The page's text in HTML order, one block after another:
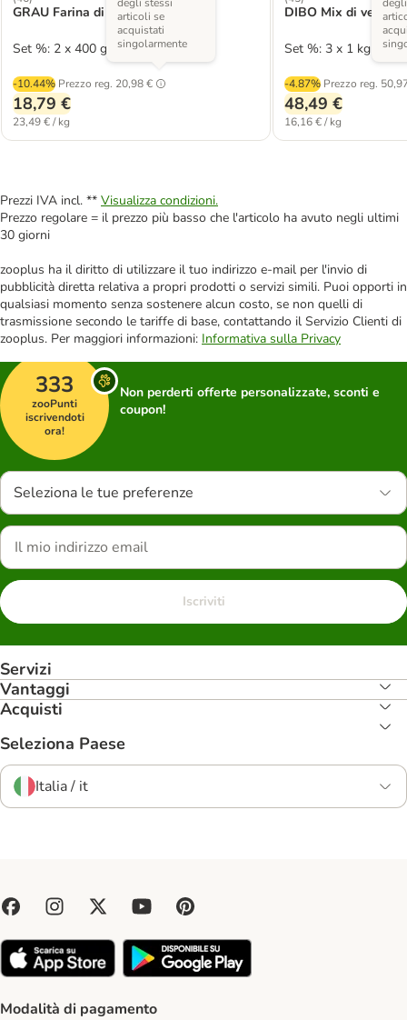
GRAU Farina di alghe marine
Set %: 2 x 400 g
-10.44% Prezzo reg. 20,98 €
articoli se
acquistati
singolarmente
18,79 €
23,49 € / kg
DIBO Mix di
Set %: 3 x 1 kg
-4.87% Prezzo reg.
48,49 €
16,16 € / kg
Prezzi IVA incl. ** Visualizza condizioni.
Prezzo regolare = il prezzo più basso che l'articolo ha avuto negli ultimi
30 giorni
zooplus ha il diritto di utilizzare il tuo indirizzo e-mail per l'invio di
pubblicità diretta relativa a propri prodotti o servizi simili. Puoi opporti in
qualsiasi momento senza sostenere alcun costo, se non quelli di
trasmissione secondo le tariffe di base, contattando il Servizio Clienti di
zooplus. Per maggiori informazioni: Informativa sulla Privacy
333
zooPunti
iscrivendoti
ora!
Non perderti offerte personalizzate, sconti e
coupon!
Seleziona le tue preferenze
Iscriviti
Servizi
Vantaggi
Acquisti
Seleziona Paese
Italia / it
Modalità di pagamento